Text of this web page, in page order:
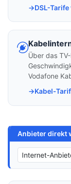
DSL-
Über das
Vodafone
Kabel-
Anbieter direkt